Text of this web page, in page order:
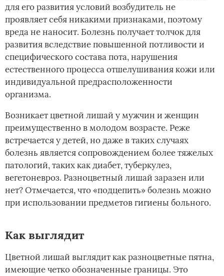
для его развития условий возбудитель не
проявляет себя никакими признаками, поэтому
вреда не наносит. Болезнь получает толчок для
развития вследствие повышенной потливости и
специфического состава пота, нарушения
естественного процесса отшелушивания кожи или
индивидуальной предрасположенности
организма.
Возникает цветной лишай у мужчин и женщин
преимущественно в молодом возрасте. Реже
встречается у детей, но даже в таких случаях
болезнь является сопровождением более тяжелых
патологий, таких как диабет, туберкулез,
вегетоневроз. Разноцветный лишай заразен или
нет? Отмечается, что «подцепить» болезнь можно
при использовании предметов гигиены больного.
Как выглядит
Цветной лишай выглядит как разноцветные пятна,
имеющие четко обозначенные границы. Это